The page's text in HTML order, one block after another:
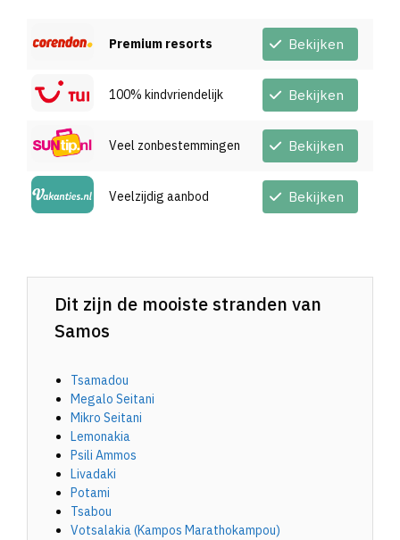
Premium resorts Bekijken
100% kindvriendelijk Bekijken
Veel zonbestemmingen Bekijken
Veelzijdig aanbod Bekijken
Dit zijn de mooiste stranden van
Samos
Tsamadou
Megalo Seitani
Mikro Seitani
Lemonakia
Psili Ammos
Livadaki
Potami
Tsabou
Votsalakia (Kampos Marathokampou)